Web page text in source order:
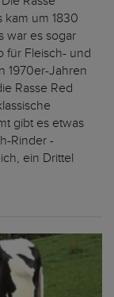
kam um 1830
war es sogar
für Fleisch- und
1970er-Jahren
Rasse Red
gibt es etwas
Rinder -
ein Drittel